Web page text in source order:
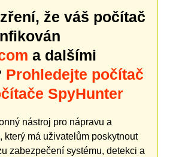
že váš počítač
a dalšími
Prohledejte počítač
SpyHunter
nástroj pro nápravu a
který má uživatelům poskytnout
zabezpečení systému, detekci a